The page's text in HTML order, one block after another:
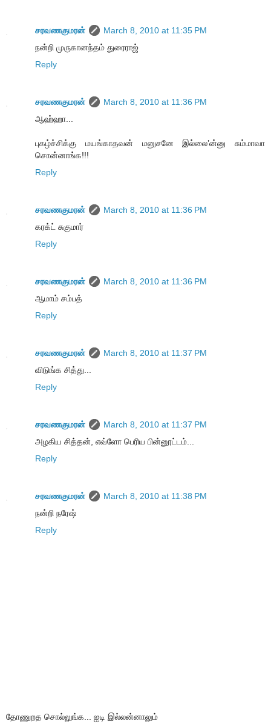
சரவணகுமரன்
March 8, 2010 at 11:35 PM
நன்றி முருகானந்தம் துரைராஜ்
Reply
சரவணகுமரன்
March 8, 2010 at 11:36 PM
ஆஹ்ஹா...
புகழ்ச்சிக்கு மயங்காதவன் மனுசனே இல்லை’ன்னு சும்மாவா
சொன்னாங்க!!!
Reply
சரவணகுமரன்
March 8, 2010 at 11:36 PM
கரக்ட் சுகுமார்
Reply
சரவணகுமரன்
March 8, 2010 at 11:36 PM
ஆமாம் சம்பத்
Reply
சரவணகுமரன்
March 8, 2010 at 11:37 PM
விடுங்க சித்து...
Reply
சரவணகுமரன்
March 8, 2010 at 11:37 PM
அழகிய சித்தன், எவ்ளோ பெரிய பின்னூட்டம்...
Reply
சரவணகுமரன்
March 8, 2010 at 11:38 PM
நன்றி நரேஷ்
Reply
தோணுறத சொல்லுங்க... ஐடி இல்லன்னாலும்